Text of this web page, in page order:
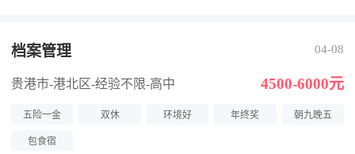
档案管理 04-08
贵港市-港北区-经验不限-高中 4500-6000元
五险一金 双休 环境好 年终奖 朝九晚五
包食宿